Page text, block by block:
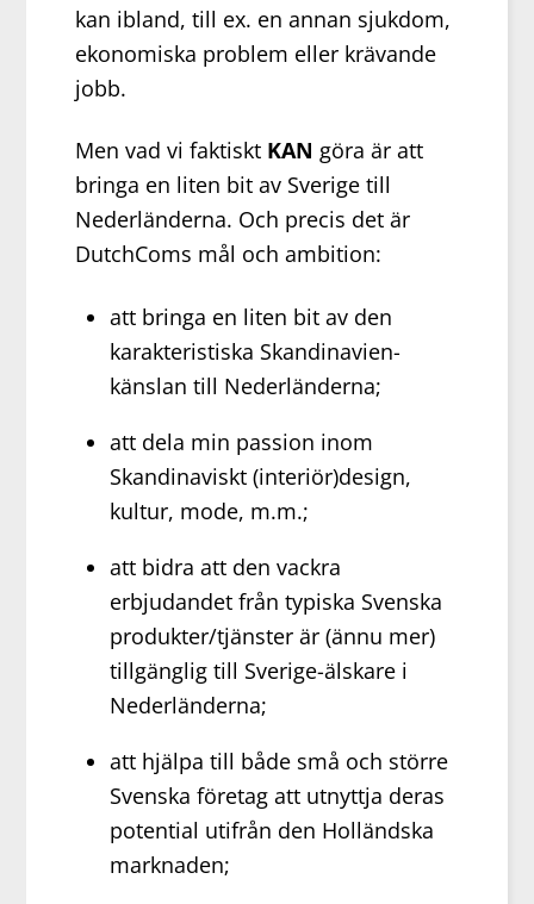
kan ibland, till ex. en annan sjukdom,
ekonomiska problem eller krävande
jobb.
Men vad vi faktiskt KAN göra är att
bringa en liten bit av Sverige till
Nederländerna. Och precis det är
DutchComs mål och ambition:
att bringa en liten bit av den
karakteristiska Skandinavien-
känslan till Nederländerna;
att dela min passion inom
Skandinaviskt (interiör)design,
kultur, mode, m.m.;
att bidra att den vackra
erbjudandet från typiska Svenska
produkter/tjänster är (ännu mer)
tillgänglig till Sverige-älskare i
Nederländerna;
att hjälpa till både små och större
Svenska företag att utnyttja deras
potential utifrån den Holländska
marknaden;